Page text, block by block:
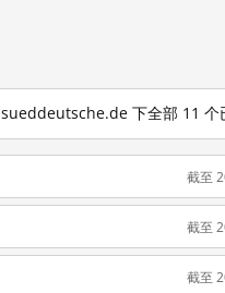
sueddeutsche.de 下全部 11 个
截至
截至
截至